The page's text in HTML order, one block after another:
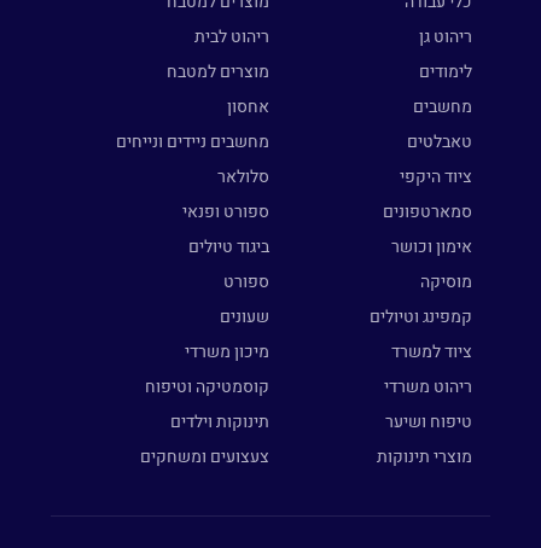
ריהוט גן
ריהוט לבית
לימודים
מוצרים למטבח
מחשבים
אחסון
טאבלטים
מחשבים ניידים ונייחים
ציוד היקפי
סלולאר
סמארטפונים
ספורט ופנאי
אימון וכושר
ביגוד טיולים
מוסיקה
ספורט
קמפינג וטיולים
שעונים
ציוד למשרד
מיכון משרדי
ריהוט משרדי
קוסמטיקה וטיפוח
טיפוח ושיער
תינוקות וילדים
מוצרי תינוקות
צעצועים ומשחקים